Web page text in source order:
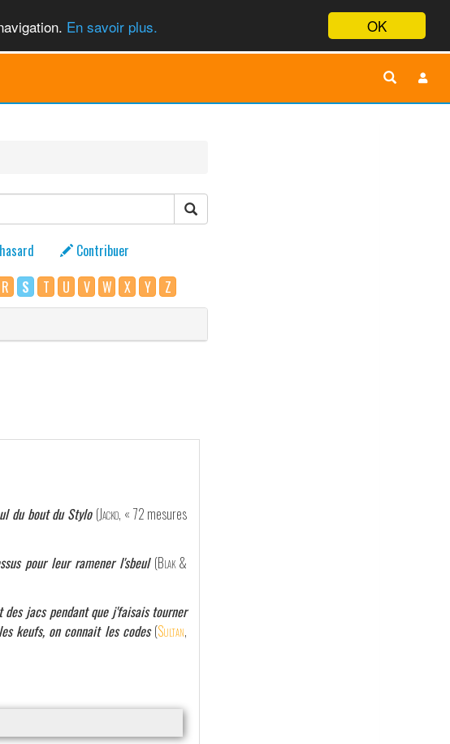
OK
En savoir plus.
Contribuer
R S T U V W X Y Z
du bout du Stylo (Jacko, « 72 mesures
pour leur ramener l'sbeul (Blak &
jacs pendant que j'faisais tourner
keufs, on connait les codes (Sultan,